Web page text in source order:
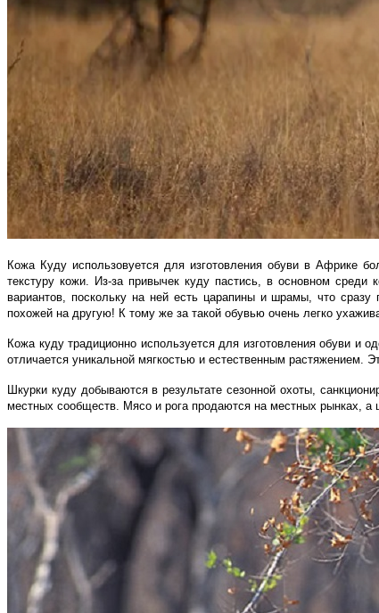
Кожа Куду использовуется для изготовления обуви в Африке
текстурукожи . Из-за привычек куду пастись, в основном
вариантов, поскольку на ней есть царапины и шрамы, что сразу
похожей на другую! К тому же за такой обувью очень легко
Кожа куду традиционно используется для изготовления обуви и
отличается уникальной мягкостью и естественным
Шкурки куду добываются в результате сезонной охоты,
местных сообществ. Мясо и рога продаются на местных рынках, а